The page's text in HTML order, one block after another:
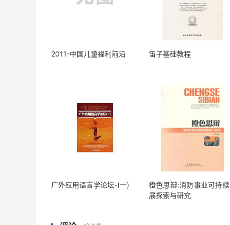
2011-中国儿童福利前沿 笛子基础教程
广外应用语言学论坛-(一)
橙色思辩:消防事业可持
展探索与研究